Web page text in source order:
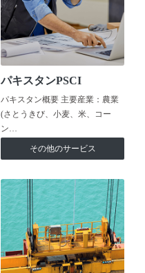
パキスタンPSCI
パキスタン概要 主要産業：農業
(さとうきび、小麦、米、コー
ン…
その他のサービス